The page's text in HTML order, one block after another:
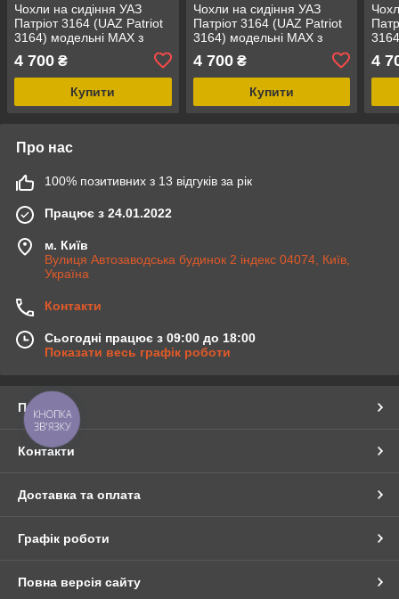
Чохли на сидіння УАЗ
Патріот 3164 (UAZ Patriot
3164) модельні MAX з
графіт
4 700 ₴
Купити
Чохли на сидіння УАЗ
Патріот 3164 (UAZ Patriot
3164) модельні MAX з
4 700₴
Купити
4
Про нас
100% позитивних з 13 відгуків за рік
Працює з 24.01.2022
м. Київ
Вулиця Автозаводська будинок 2 індекс 04074, Київ,
Україна
Контакти
Сьогодні працює з 09:00 до 18:00
Показати весь графік роботи
Про нас
Контакти
Доставка та оплата
Графік роботи
Повна версія сайту
КНОПКА
ЗВ'ЯЗКУ